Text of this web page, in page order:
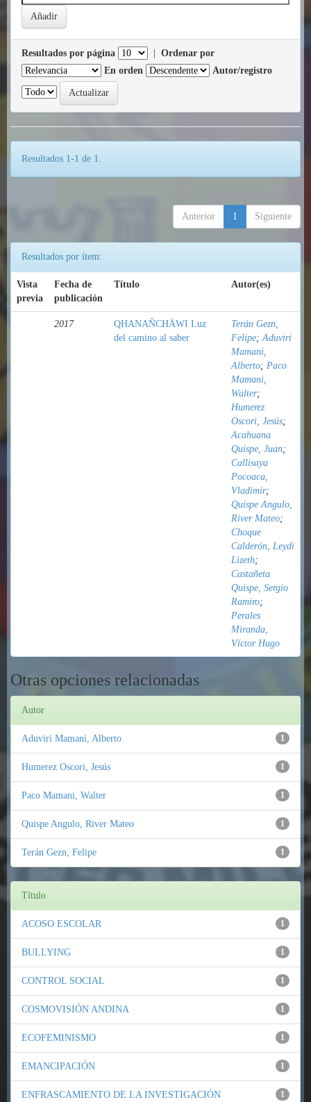
Resultados por página
Ordenar por
En orden
Autor/registro
Resultados 1-1 de 1.
Anterior 1 Siguiente
Resultados por ítem:
Vista
previa
Fecha de
publicación
Título Autor(es)
2017
QHANAÑCHÄWI Luz
del camino al saber
Terán Gezn,
Felipe;Aduviri
Mamani,
Alberto; Paco
Mamani,
Walter;
Humerez
Oscori, Jesús;
Acahuana
Quispe, Juan;
Callisaya
Pocoaca,
Vladimir;
Quispe Angulo,
River Mateo;
Choque
Calderón, Leydi
Lizeth;
Castañeta
Quispe, Sergio
Ramiro;
Perales
Miranda,
Víctor Hugo
Otras opciones relacionadas
Autor
1
Aduviri Mamani, Alberto
1
Humerez Oscori, Jesús
1
Paco Mamani, Walter
1
Quispe Angulo, River Mateo
1
Terán Gezn, Felipe
Título
1
ACOSO ESCOLAR
1
BULLYING
1
CONTROL SOCIAL
1
COSMOVISIÓN ANDINA
1
ECOFEMINISMO
1
EMANCIPACIÓN
1
ENFRASCAMIENTO DE LA INVESTIGACIÓN